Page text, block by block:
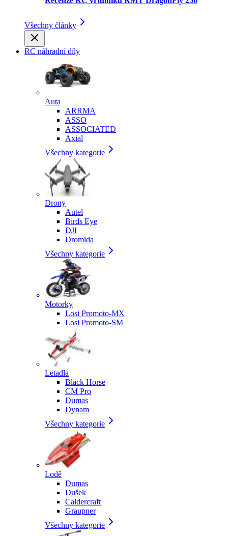
Všechny články
RC náhradní díly
Auta
ARRMA
ASSO
ASSOCIATED
Axial
Všechny kategorie
Drony
Autel
Birds Eye
DJI
Dromida
Všechny kategorie
Motorky
Losi Promoto-MX
Losi Promoto-SM
Letadla
Black Horse
CM Pro
Dumas
Dynam
Všechny kategorie
Lodě
Dumas
Dušek
Caldercraft
Graupner
Všechny kategorie